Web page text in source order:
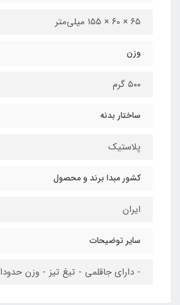
۶۵ × ۶۰ × ۱۵۵ میلی‌متر
وزن
۵۰۰ گرم
ساختار بدنه
پلاستیک
کشور مبدا برند و محصول
ایران
سایر توضیحات
- دارای جاقلمی - تیغ تیز - وزن حدودا ۵۰۰ گرم